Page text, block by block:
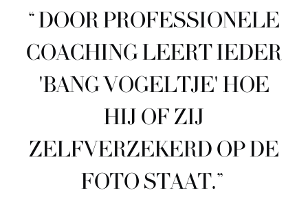
“DOOR PROFESSIONELE
COACHING LEERT IEDER
'BANG VOGELTJE' HOE
HIJ OF ZIJ
ZELFVERZEKERD OP DE
FOTO STAAT.”